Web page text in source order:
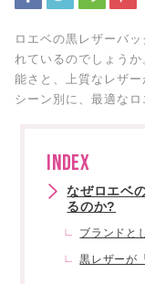
ロエベの黒レザーバ
れているのでしょう
能さと、上質なレザ
シーン別に、最適な
INDEX
なぜロエベ
るのか?
ブランドと
黒レザーが